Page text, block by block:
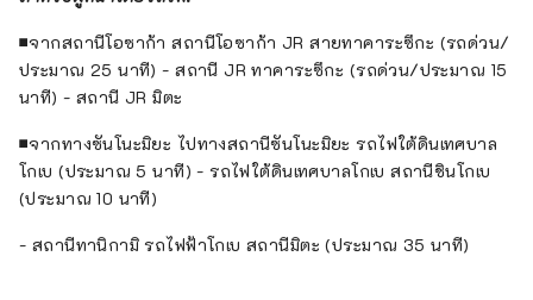
■จากสถานีโอซาก้า สถานีโอซาก้า JR สายทาคาระซึกะ (รถด่วน/
ประมาณ 25 นาที) - สถานี JR ทาคาระซึกะ (รถด่วน/ประมาณ 15
นาที) - สถานี JR มิตะ
■จากทางซันโนะมิยะ ไปทางสถานีซันโนะมิยะ รถไฟใต้ดินเทศบาล
โกเบ (ประมาณ 5 นาที) - รถไฟใต้ดินเทศบาลโกเบ สถานีชินโกเบ
(ประมาณ 10 นาที)
- สถานีทานิกามิ รถไฟฟ้าโกเบ สถานีมิตะ (ประมาณ 35 นาที)